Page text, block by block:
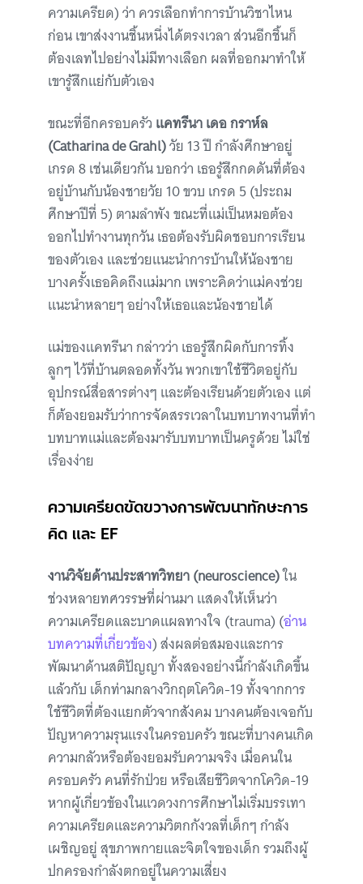
ความเครียด) ว่า ควรเลือกทำการบ้านวิชาไหน
ก่อน เขาส่งงานชิ้นหนึ่งได้ตรงเวลา ส่วนอีกชิ้นก็
ต้องเลทไปอย่างไม่มีทางเลือก ผลที่ออกมาทำให้
เขารู้สึกแย่กับตัวเอง
ขณะที่อีกครอบครัว แคทรีนา เดอ กราห์ล
(Catharina de Grahl)วัย 13 ปี กำลังศึกษาอยู่
เกรด 8 เช่นเดียวกัน บอกว่า เธอรู้สึกกดดันที่ต้อง
อยู่บ้านกับน้องชายวัย 10 ขวบ เกรด 5 (ประถม
ศึกษาปีที่ 5) ตามลำพัง ขณะที่แม่เป็นหมอต้อง
ออกไปทำงานทุกวัน เธอต้องรับผิดชอบการเรียน
ของตัวเอง และช่วยแนะนำการบ้านให้น้องชาย
บางครั้งเธอคิดถึงแม่มาก เพราะคิดว่าแม่คงช่วย
แนะนำหลายๆ อย่างให้เธอและน้องชายได้
แม่ของแคทรีนา กล่าวว่า เธอรู้สึกผิดกับการทิ้ง
ลูกๆ ไว้ที่บ้านตลอดทั้งวัน พวกเขาใช้ชีวิตอยู่กับ
อุปกรณ์สื่อสารต่างๆ และต้องเรียนด้วยตัวเอง แต่
ก็ต้องยอมรับว่าการจัดสรรเวลาในบทบาทงานที่ทำ
บทบาทแม่และต้องมารับบทบาทเป็นครูด้วย ไม่ใช่
เรื่องง่าย
ความเครียดขัดขวางการพัฒนาทักษะการ
คิด และ EF
งานวิจัยด้านประสาทวิทยา (neuroscience)ใน
ช่วงหลายทศวรรษที่ผ่านมา แสดงให้เห็นว่า
ความเครียดและบาดแผลทางใจ (trauma) (อ่าน
บทความที่เกี่ยวข้อง) ส่งผลต่อสมองและการ
พัฒนาด้านสติปัญญา ทั้งสองอย่างนี้กำลังเกิดขึ้น
แล้วกับ เด็กท่ามกลางวิกฤตโควิด-19 ทั้งจากการ
ใช้ชีวิตที่ต้องแยกตัวจากสังคม บางคนต้องเจอกับ
ปัญหาความรุนแรงในครอบครัว ขณะที่บางคนเกิด
ความกลัวหรือต้องยอมรับความจริง เมื่อคนใน
ครอบครัว คนที่รักป่วย หรือเสียชีวิตจากโควิด-19
หากผู้เกี่ยวข้องในแวดวงการศึกษาไม่เริ่มบรรเทา
ความเครียดและความวิตกกังวลที่เด็กๆ กำลัง
เผชิญอยู่ สุขภาพกายและจิตใจของเด็ก รวมถึงผู้
ปกครองกำลังตกอยู่ในความเสี่ยง